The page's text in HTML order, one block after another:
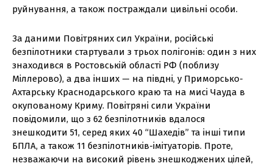
руйнування, а також постраждали цивільні особи.
За даними Повітряних сил України, російські
безпілотники стартували з трьох полігонів: один з них
знаходився в Ростовській області РФ (поблизу
Міллерово), а два інших — на півдні, у Приморсько-
Ахтарську Краснодарського краю та на мисі Чауда в
окупованому Криму. Повітряні сили України
повідомили, що з 62 безпілотників вдалося
знешкодити 51, серед яких 40 “Шахедів” та інші типи
БПЛА, а також 11 безпілотників-імітуаторів. Проте,
незважаючи на високий рівень знешкоджених цілей,